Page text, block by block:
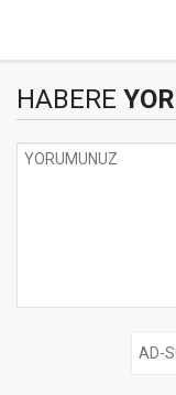
HABERE